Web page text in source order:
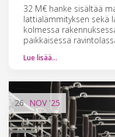
32 M€ hanke sisältää
lattialämmityksen sekä
kolmessa
paikkaisessa
Lue lisää…
26 NOV'25